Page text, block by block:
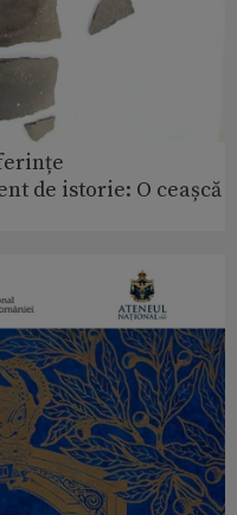
de istorie: O ceașcă